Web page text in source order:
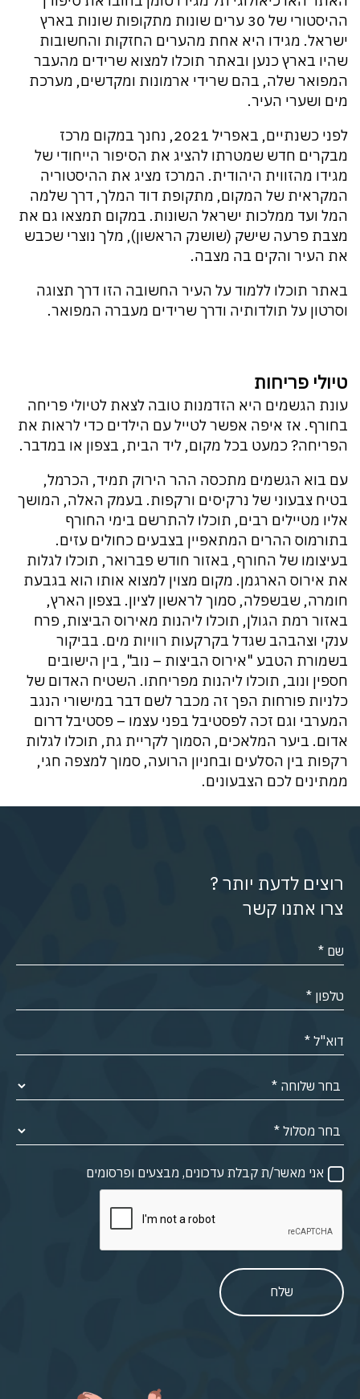
ההיסטורי של 30 ערים שונות מתקופות שונות בארץ
ישראל. מגידו היא אחת מהערים החזקות והחשובות
שהיו בארץ כנען ובאתר תוכלו למצוא שרידים מהעבר
המפואר שלה, בהם שרידי ארמונות ומקדשים, מערכת
מים ושערי העיר.
לפני כשנתיים, באפריל 2021, נחנך במקום מרכז
מבקרים חדש שמטרתו להציג את הסיפור הייחודי של
מגידו מהזווית היהודית. המרכז מציג את ההיסטוריה
המקראית של המקום, מתקופת דוד המלך, דרך שלמה
המל ועד ממלכות ישראל השונות. במקום תמצאו גם את
מצבת פרעה שישק (שושנק הראשון), מלך נוצרי שכבש
את העיר והקים בה מצבה.
באתר תוכלו ללמוד על העיר החשובה הזו דרך תצוגה
וסרטון על תולדותיה ודרך שרידים מעברה המפואר.
טיולי פריחות
עונת הגשמים היא הזדמנות טובה לצאת לטיולי פריחה
בחורף. אז איפה אפשר לטייל עם הילדים כדי לראות את
הפריחה? כמעט בכל מקום, ליד הבית, בצפון או במדבר.
עם בוא הגשמים מתכסה ההר הירוק תמיד, הכרמל,
בטיח צבעוני של נרקיסים ורקפות. בעמק האלה, המושך
אליו מטיילים רבים, תוכלו להתרשם בימי החורף
בתורמוס ההרים המתאפיין בצבעים כחולים עזים.
בעיצומו של החורף, באזור חודש פברואר, תוכלו לגלות
את אירוס הארגמן. מקום מצוין למצוא אותו הוא בגבעת
חומרה, שבשפלה, סמוך לראשון לציון. בצפון הארץ,
באזור רמת הגולן, תוכלו ליהנות מאירוס הביצות, פרח
ענקי וצהבהב שגדל בקרקעות רוויות מים. בביקור
בשמורת הטבע "אירוס הביצות – נוב", בין הישובים
חספין ונוב, תוכלו ליהנות מפריחתו. השטיח האדום של
כלניות פורחות הפך זה מכבר לשם דבר במישורי הנגב
המערבי וגם זכה לפסטיבל בפני עצמו – פסטיבל דרום
אדום. ביער המלאכים, הסמוך לקריית גת, תוכלו לגלות
רקפות בין הסלעים ובחניון הרועה, סמוך למצפה חגי,
ממתינים לכם הצבעונים.
רוצים לדעת יותר ?
צרו אתנו קשר
אני מאשר/ת קבלת עדכונים, מבצעים ופרסומים
שלח